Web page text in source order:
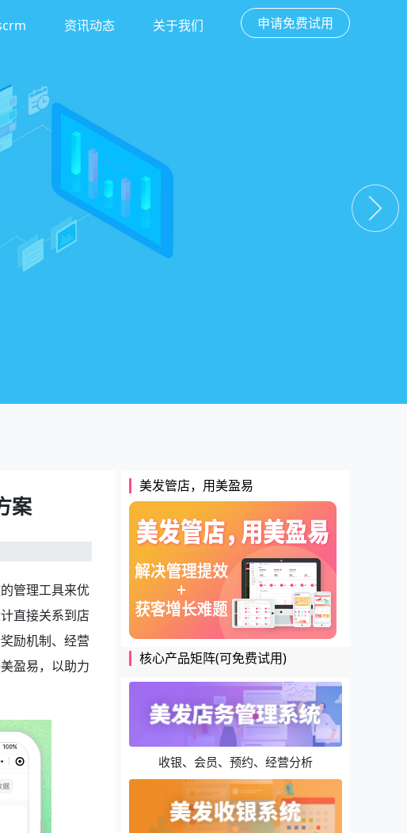
资讯动态 关于我们 申请免费试用
案
管理工具来优
直接关系到店
励机制、经营
盈易，以助力
美发管店，用美盈易
核心产品矩阵(可免费试用)
收银、会员、预约、经营分析